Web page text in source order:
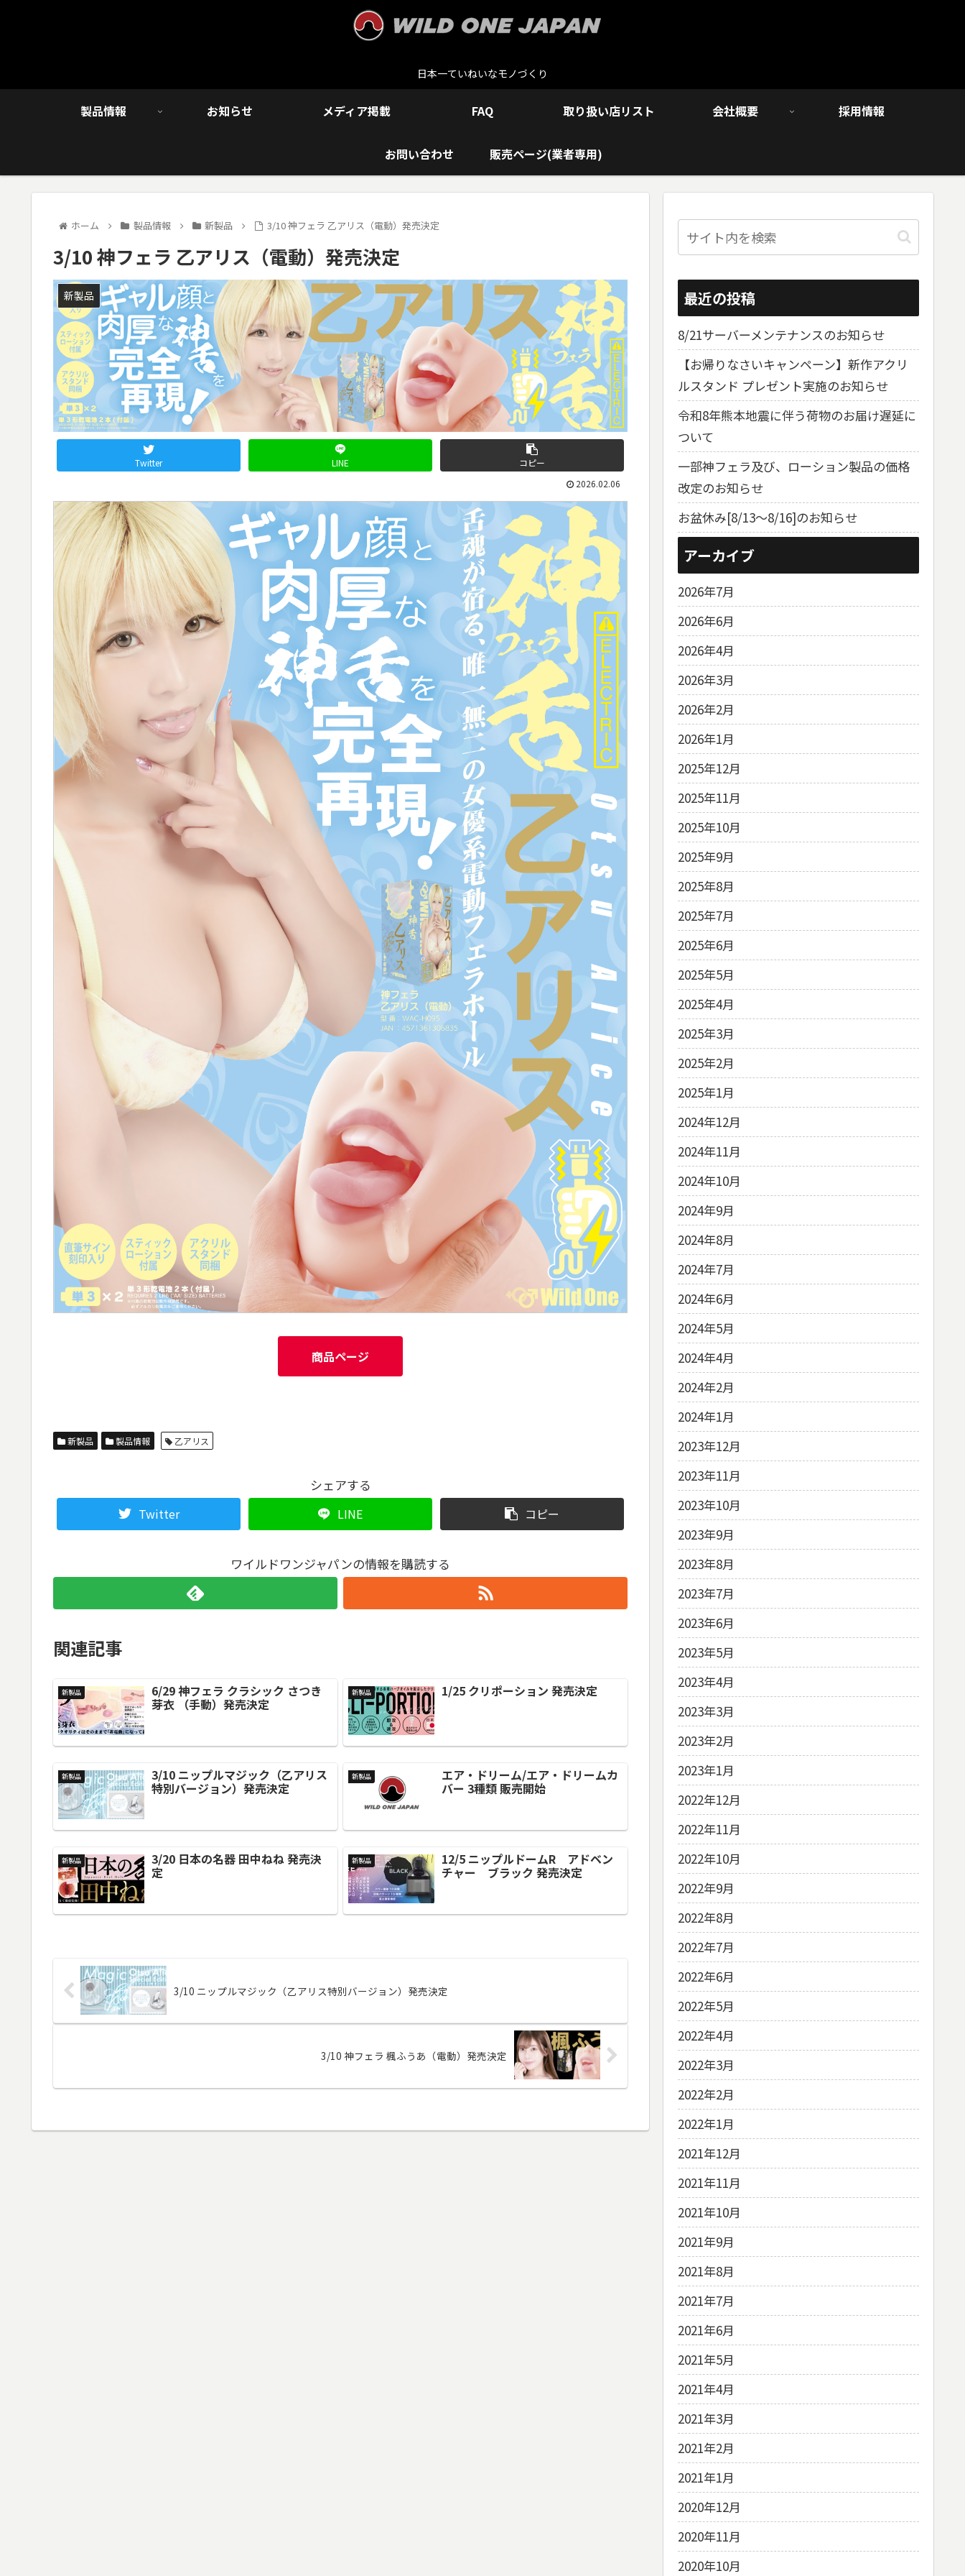
日本一ていねいなモノづくり
製品情報 お知らせ メディア掲載 FAQ 取り扱い店リスト 会社概要 採用情報
お問い合わせ 販売ページ(業者専用)
ホーム 製品情報 新製品 3/10 神フェラ 乙アリス（電動）発売決定
3/10 神フェラ 乙アリス（電動）発売決定
新製品
Twitter LINE
コピー
2026.02.06
商品ページ
新製品 製品情報 乙アリス
シェアする
Twitter LINE コピー
ワイルドワンジャパンの情報を購読する
関連記事
新製品 6/29 神フェラ クラシック さつき
芽衣 （手動）発売決定
新製品 1/25 クリポーション 発売決定
新製品 3/10 ニップルマジック（乙アリス
特別バージョン）発売決定
新製品 エア・ドリーム/エア・ドリームカ
バー 3種類 販売開始
新製品 3/20 日本の名器 田中ねね 発売決
定
新製品 12/5 ニップルドームR アドベン
チャー ブラック 発売決定
3/10 ニップルマジック（乙アリス特別バージョン）発売決定
3/10 神フェラ 楓ふうあ（電動）発売決定
最近の投稿
8/21サーバーメンテナンスのお知らせ
【お帰りなさいキャンペーン】新作アクリ
ルスタンド プレゼント実施のお知らせ
令和8年熊本地震に伴う荷物のお届け遅延に
ついて
一部神フェラ及び、ローション製品の価格
改定のお知らせ
お盆休み[8/13～8/16]のお知らせ
アーカイブ
2026年7月
2026年6月
2026年4月
2026年3月
2026年2月
2026年1月
2025年12月
2025年11月
2025年10月
2025年9月
2025年8月
2025年7月
2025年6月
2025年5月
2025年4月
2025年3月
2025年2月
2025年1月
2024年12月
2024年11月
2024年10月
2024年9月
2024年8月
2024年7月
2024年6月
2024年5月
2024年4月
2024年2月
2024年1月
2023年12月
2023年11月
2023年10月
2023年9月
2023年8月
2023年7月
2023年6月
2023年5月
2023年4月
2023年3月
2023年2月
2023年1月
2022年12月
2022年11月
2022年10月
2022年9月
2022年8月
2022年7月
2022年6月
2022年5月
2022年4月
2022年3月
2022年2月
2022年1月
2021年12月
2021年11月
2021年10月
2021年9月
2021年8月
2021年7月
2021年6月
2021年5月
2021年4月
2021年3月
2021年2月
2021年1月
2020年12月
2020年11月
2020年10月